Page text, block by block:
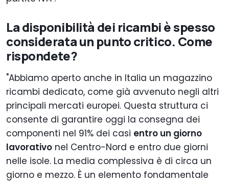
La disponibilità dei ricambi è spesso
considerata un punto critico. Come
rispondete?
"Abbiamo aperto anche in Italia un magazzino
ricambi dedicato, come già avvenuto negli altri
principali mercati europei. Questa struttura ci
consente di garantire oggi la consegna dei
componenti nel 91% dei casi entro un giorno
lavorativo nel Centro-Nord e entro due giorni
nelle isole. La media complessiva è di circa un
giorno e mezzo. È un elemento fondamentale